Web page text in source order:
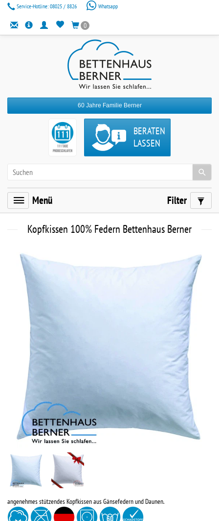
Service-Hotline: 08025 / 8826 Whatsapp
0
60 Jahre Familie Berner
BERATEN
LASSEN
Menü Filter
Kopfkissen 100% Federn Bettenhaus Berner
angenehmes stützendes Kopfkissen aus Gänsefedern und Daunen.